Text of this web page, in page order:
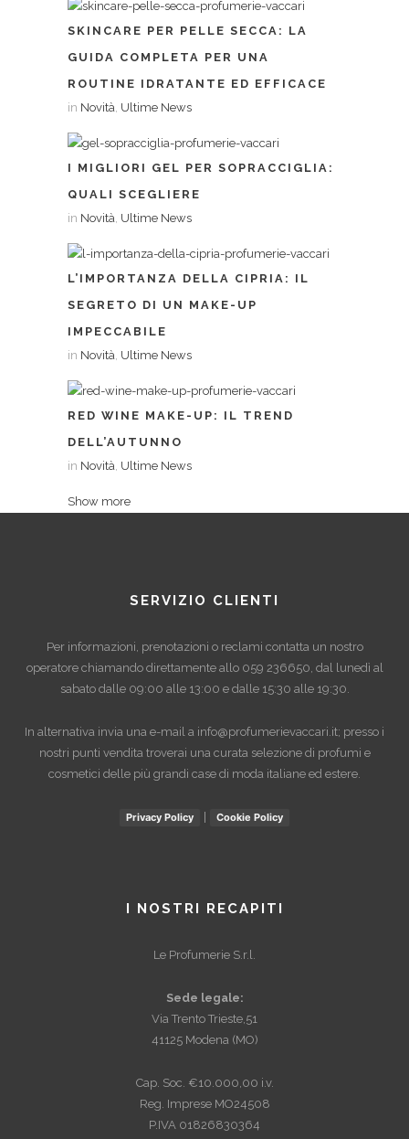
SKINCARE PER PELLE SECCA: LA
GUIDA COMPLETA PER UNA
ROUTINE IDRATANTE ED EFFICACE
in Novità, Ultime News
I MIGLIORI GEL PER SOPRACCIGLIA:
QUALI SCEGLIERE
in Novità, Ultime News
L’IMPORTANZA DELLA CIPRIA: IL
SEGRETO DI UN MAKE-UP
IMPECCABILE
in Novità, Ultime News
RED WINE MAKE-UP: IL TREND
DELL’AUTUNNO
in Novità, Ultime News
Show more
SERVIZIO CLIENTI
Per informazioni, prenotazioni o reclami contatta un nostro
operatore chiamando direttamente allo 059 236650, dal lunedì al
sabato dalle 09:00 alle 13:00 e dalle 15:30 alle 19:30.
In alternativa invia una e-mail a info@profumerievaccari.it; presso i
nostri punti vendita troverai una curata selezione di profumi e
cosmetici delle più grandi case di moda italiane ed estere.
Privacy Policy Cookie Policy
I NOSTRI RECAPITI
Le Profumerie S.r.l.
Sede legale:
Via Trento Trieste,51
41125 Modena (MO)
Cap. Soc. €10.000,00 i.v.
Reg. Imprese MO24508
P.IVA 01826830364